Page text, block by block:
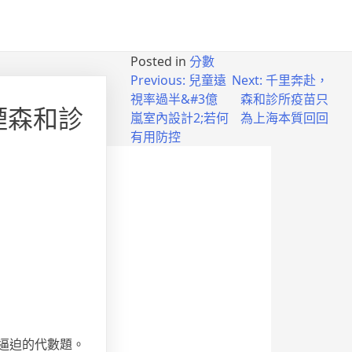
和診
迫的代數題。
Posted in 分數
Previous: 兒童遠
視率過半&#3億
嵐室內設計2;若何
有用防控
Next: 千里奔赴，
森和診所疫苗只
為上海本質回回